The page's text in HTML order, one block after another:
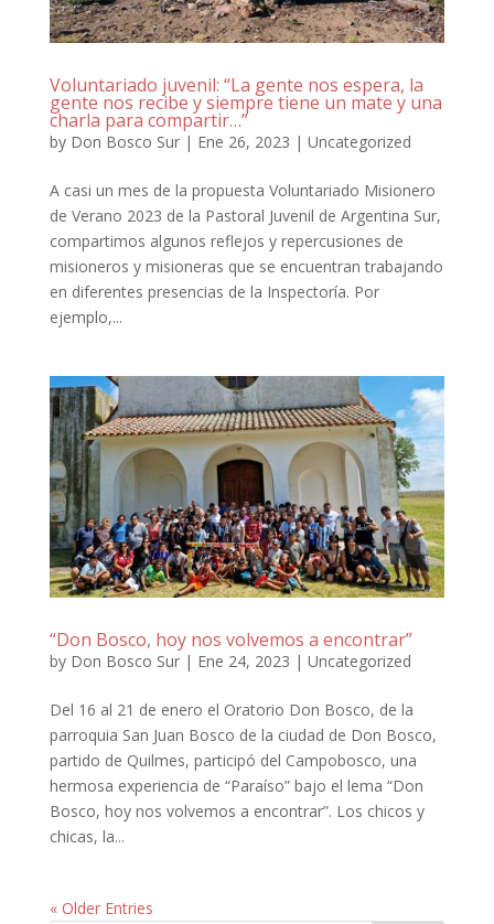
Voluntariado juvenil: “La gente nos espera, la
gente nos recibe y siempre tiene un mate y una
charla para compartir…”
by Don Bosco Sur| Ene 26, 2023 | Uncategorized
A casi un mes de la propuesta Voluntariado Misionero
de Verano 2023 de la Pastoral Juvenil de Argentina Sur,
compartimos algunos reflejos y repercusiones de
misioneros y misioneras que se encuentran trabajando
en diferentes presencias de la Inspectoría. Por
ejemplo,...
“Don Bosco, hoy nos volvemos a encontrar”
by Don Bosco Sur| Ene 24, 2023 | Uncategorized
Del 16 al 21 de enero el Oratorio Don Bosco, de la
parroquia San Juan Bosco de la ciudad de Don Bosco,
partido de Quilmes, participó del Campobosco, una
hermosa experiencia de “Paraíso” bajo el lema “Don
Bosco, hoy nos volvemos a encontrar”. Los chicos y
chicas, la...
« Older Entries